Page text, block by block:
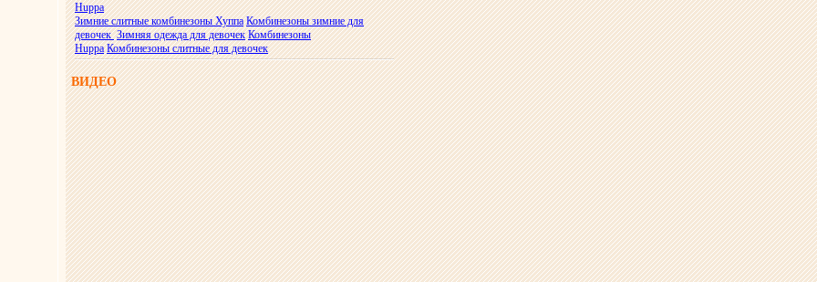
Huppa
Зимние слитные комбинезоны Хуппа Комбинезоны зимние для
девочек Зимняя одежда для девочек Комбинезоны
Huppa Комбинезоны слитные для девочек
ВИДЕО